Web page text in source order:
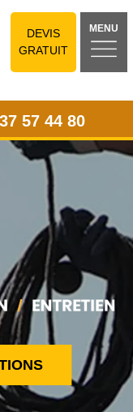
DEVIS
GRATUIT
MENU
57 44 80